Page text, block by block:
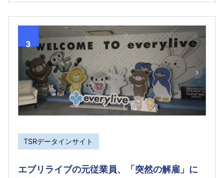
3
TSRデータインサイト
エブリライブの元従業員、「突然の解雇」に